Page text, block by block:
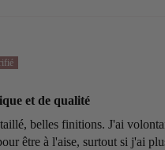
et de qualité
belles finitions. J'ai
être à l'aise, surtout si j'ai